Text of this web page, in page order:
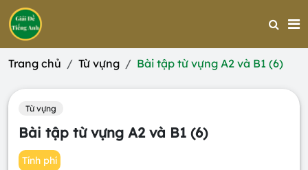
Trang chủ Từ vựng Bài tập từ vựng A2 và B1 (6)
Từ vựng
Bài tập từ vựng A2 và B1 (6)
Tính phí